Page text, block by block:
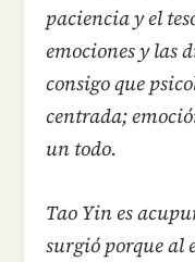
paciencia y el
emociones y las
consigo que
centrada;
un todo.
Tao Yin es
surgió porque al